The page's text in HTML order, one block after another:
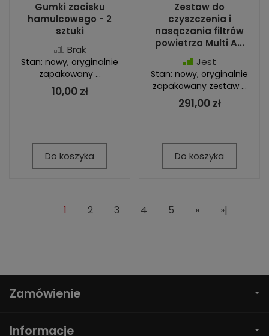
Gumki zacisku
hamulcowego - 2
sztuki
Brak
Stan: nowy, oryginalnie
zapakowany ...
10,00 zł
Do koszyka
Zestaw do
czyszczenia i
nasączania filtrów
powietrza Multi A...
Jest
Stan: nowy, oryginalnie
zapakowany zestaw ...
291,00 zł
Do koszyka
1 2 3 4 5 » »|
Zamówienie
Informacje